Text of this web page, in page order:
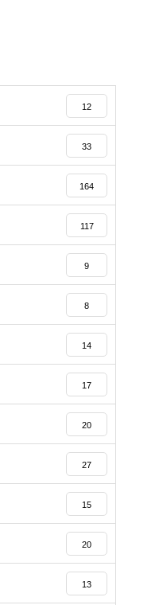
12
33
164
117
9
8
14
17
20
27
15
20
13